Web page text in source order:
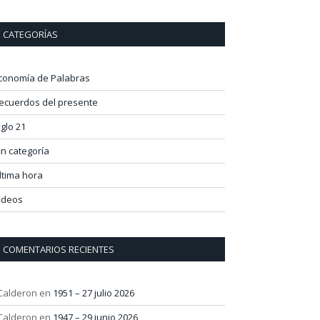
CATEGORÍAS
de Palabras
del presente
21
categoría
hora
COMENTARIOS RECIENTES
en 1951 – 27 julio 2026
en 1947 – 29 junio 2026